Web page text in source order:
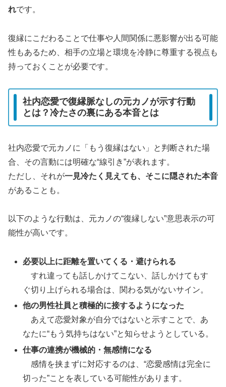
れです。
復縁にこだわることで仕事や人間関係に悪影響が出る可能
性もあるため、相手の立場と環境を冷静に尊重する視点も
持っておくことが必要です。
社内恋愛で復縁脈なしの元カノが示す行動
とは？冷たさの裏にある本音とは
社内恋愛で元カノに「もう復縁はない」と判断された場
合、その言動には明確な“線引き”が表れます。
ただし、それが一見冷たく見えても、そこに隠された本音
があることも。
以下のような行動は、元カノの“復縁しない”意思表示の可
能性が高いです。
必要以上に距離を置いてくる・避けられる
すれ違っても話しかけてこない、話しかけてもす
ぐ切り上げられる場合は、関わる気がないサイン。
他の男性社員と積極的に接するようになった
あえて恋愛対象が自分ではないと示すことで、あ
なたに“もう気持ちはない”と知らせようとしている。
仕事の連携が機械的・無感情になる
感情を挟まずに対応するのは、“恋愛感情は完全に
切った”ことを表している可能性があります。